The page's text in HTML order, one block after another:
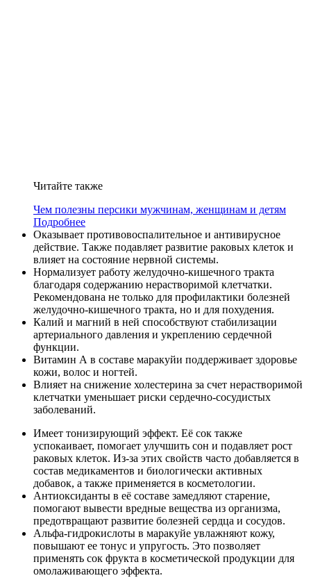
Читайте также
Чем полезны персики мужчинам, женщинам и детям
Подробнее
Оказывает противовоспалительное и антивирусное
действие. Также подавляет развитие раковых клеток и
влияет на состояние нервной системы.
Нормализует работу желудочно-кишечного тракта
благодаря содержанию нерастворимой клетчатки.
Рекомендована не только для профилактики болезней
желудочно-кишечного тракта, но и для похудения.
Калий и магний в ней способствуют стабилизации
артериального давления и укреплению сердечной
функции.
Витамин А в составе маракуйи поддерживает здоровье
кожи, волос и ногтей.
Влияет на снижение холестерина за счет нерастворимой
клетчатки уменьшает риски сердечно-сосудистых
заболеваний.
Имеет тонизирующий эффект. Её сок также
успокаивает, помогает улучшить сон и подавляет рост
раковых клеток. Из-за этих свойств часто добавляется в
состав медикаментов и биологически активных
добавок, а также применяется в косметологии.
Антиоксиданты в её составе замедляют старение,
помогают вывести вредные вещества из организма,
предотвращают развитие болезней сердца и сосудов.
Альфа-гидрокислоты в маракуйе увлажняют кожу,
повышают ее тонус и упругость. Это позволяет
применять сок фрукта в косметической продукции для
омолаживающего эффекта.